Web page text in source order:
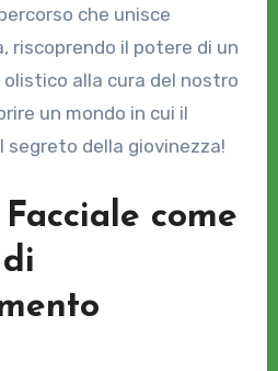
che unisce
riscoprendo il potere di un
alla cura del nostro
un mondo in cui il
della giovinezza!
come